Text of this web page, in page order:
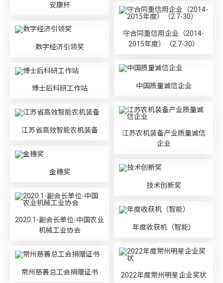
安康杯
守合同重信用企业（2014-
2015年度）（2.7-30）
数字经济引领奖
中国质量诚信企业
博士后科研工作站
江苏农机装备产业质量诚信
企业
江苏省高效智能农机装备
技术创新奖
金穗奖
年度收获机（智能）
2020.1-副会长单位-中国农业
机械工业协会
2022年度常州明星企业奖状
常州慈善总工会捐赠证书